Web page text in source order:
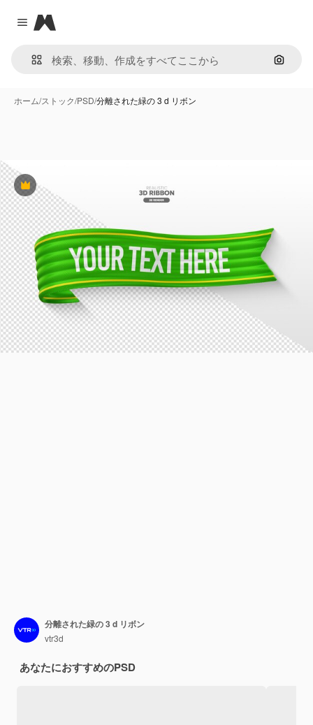
Close menu
Magnific
画像で
ホーム/ストック/PSD/分離された緑の 3 d リボン
Premium
分離された緑の 3 d リボン
vtr3d
あなたにおすすめのPSD